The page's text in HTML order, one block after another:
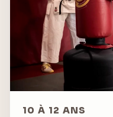
10 À 12 ANS